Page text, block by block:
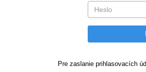
Pre zaslanie prihlasovacích